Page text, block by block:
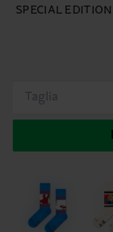
SPECIAL EDITION
Taglia